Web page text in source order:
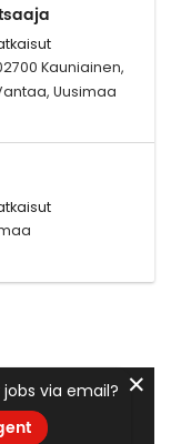
Kauniainen,
Uusimaa
via email? ✕